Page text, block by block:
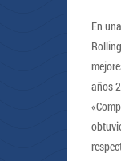
En
años